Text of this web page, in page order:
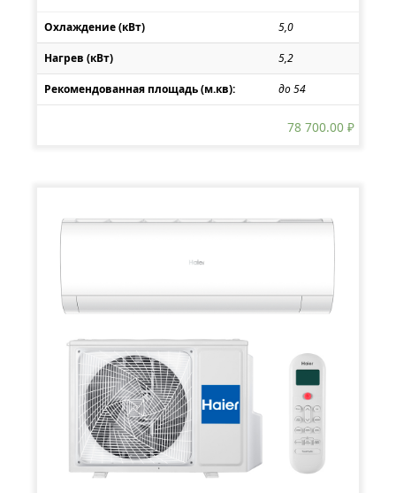
Охлаждение (кВт) 5,0
Нагрев (кВт) 5,2
Рекомендованная площадь (м.кв): до 54
78 700.00 ₽